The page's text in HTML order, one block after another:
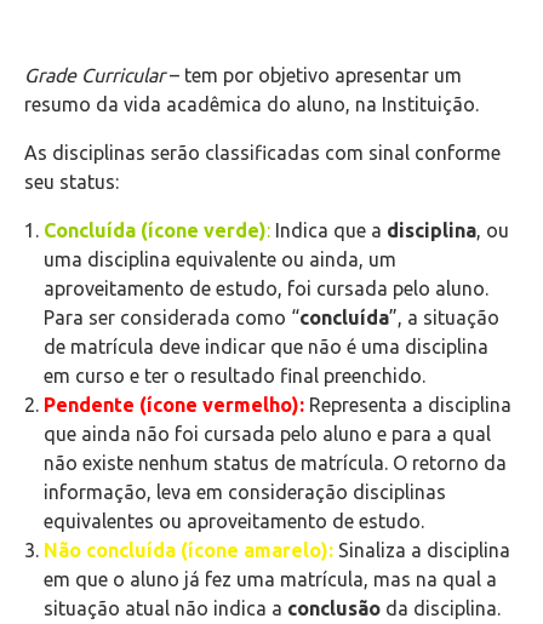
Grade Curricular– tem por objetivo apresentar um
resumo da vida acadêmica do aluno, na Instituição.
As disciplinas serão classificadas com sinal conforme
seu status:
Concluída (ícone verde): Indica que a disciplina , ou
uma disciplina equivalente ou ainda, um
aproveitamento de estudo, foi cursada pelo aluno.
Para ser considerada como “concluída”, a situação
de matrícula deve indicar que não é uma disciplina
em curso e ter o resultado final preenchido.
Pendente (ícone vermelho): Representa a disciplina
que ainda não foi cursada pelo aluno e para a qual
não existe nenhum status de matrícula. O retorno da
informação, leva em consideração disciplinas
equivalentes ou aproveitamento de estudo.
Não concluída (ícone amarelo): Sinaliza a disciplina
em que o aluno já fez uma matrícula, mas na qual a
situação atual não indica a conclusão da disciplina.